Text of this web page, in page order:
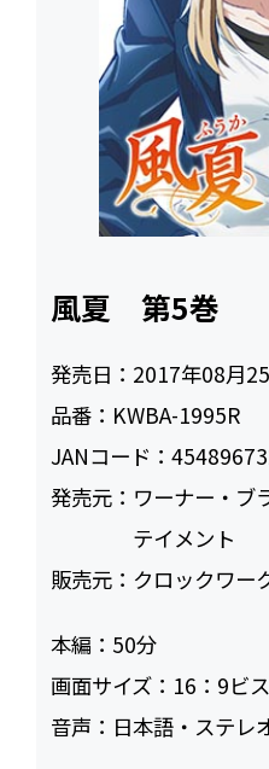
風夏 第5巻
発売日： 2017年08月
品番： KWBA-1995R
JANコード：
発売元： ワーナー・ブ
テイメント
販売元： クロックワー
本編： 50
画面サイズ： 16：9ビ
音声： 日本語・ステレ